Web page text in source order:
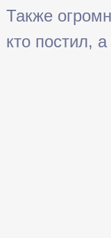
Также
кто постил,